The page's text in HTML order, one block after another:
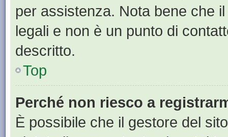
per assistenza. Nota bene che
legali e non è un punto di
descritto.
Top
Perché non riesco a
È possibile che il gestore del